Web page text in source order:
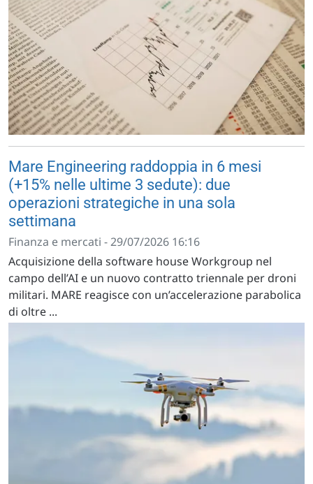
Mare Engineering raddoppia in 6 mesi
(+15% nelle ultime 3 sedute): due
operazioni strategiche in una sola
settimana
Finanza e mercati - 29/07/2026 16:16
Acquisizione della software house Workgroup nel
campo dell’AI e un nuovo contratto triennale per droni
militari. MARE reagisce con un’accelerazione parabolica
di oltre ...